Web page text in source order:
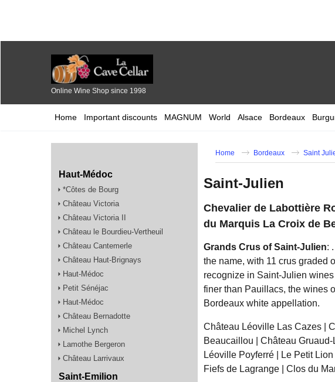
Online Wine Shop since 1998
Home Important discounts MAGNUM World Alsace Bordeaux
Haut-Médoc
*Côtes de Bourg
Château Victoria
Château Victoria II
Château le Bourdieu-Vertheuil
Château Cantemerle
Château Haut-Brignays
Haut-Médoc
Petit Sénéjac
Haut-Médoc
Château Bernadotte
Michel Lynch
Lamothe Bergeron
Château Larrivaux
Saint-Emilion
Home Bordeaux Saint
Saint-Julien
Chevalier de Labottière
du Marquis La Croix de
Grands Crus of Saint-Julien:
the name, with 11 crus graded
recognize in Saint-Julien
finer than Pauillacs, the wines
Bordeaux white appellation.
Château Léoville Las Cazes |
Beaucaillou | Château
Léoville Poyferré | Le Petit
Fiefs de Lagrange | Clos du